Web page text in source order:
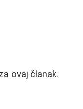
ovaj članak.